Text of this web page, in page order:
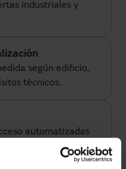
industriales y
según edificio,
técnicos.
automatizadas
remoto e
inteligentes de